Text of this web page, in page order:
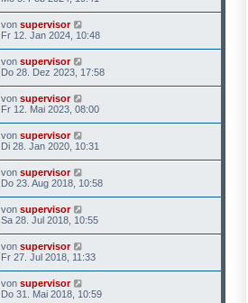
von supervisor
Fr 12. Jan 2024, 10:48
von supervisor
Do 28. Dez 2023, 17:58
von supervisor
Fr 12. Mai 2023, 08:00
von supervisor
Di 28. Jan 2020, 10:31
von supervisor
Do 23. Aug 2018, 10:58
von supervisor
Sa 28. Jul 2018, 10:55
von supervisor
Fr 27. Jul 2018, 11:33
von supervisor
Do 31. Mai 2018, 10:59